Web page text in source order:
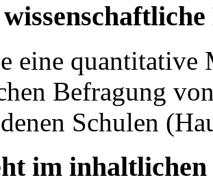
eine quantitative
Befragung
Schulen
im